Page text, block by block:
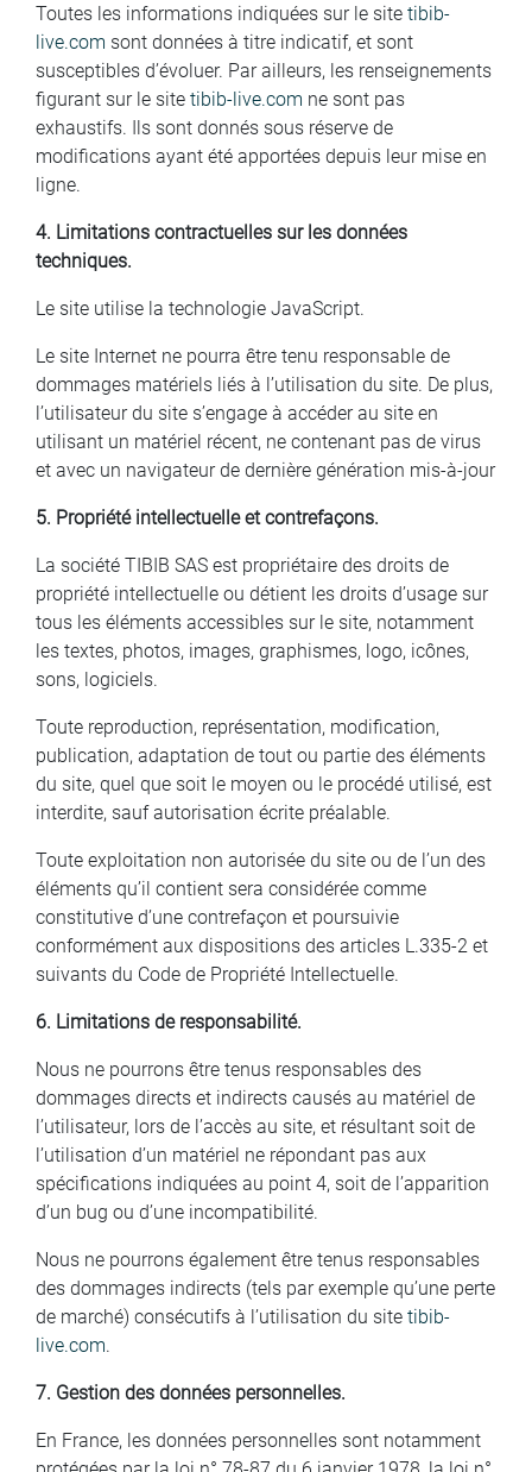
Toutes les informations indiquées sur le site tibib-
live.com sont données à titre indicatif, et sont
susceptibles d’évoluer. Par ailleurs, les renseignements
figurant sur le site tibib-live.com ne sont pas
exhaustifs. Ils sont donnés sous réserve de
modifications ayant été apportées depuis leur mise en
ligne.
4. Limitations contractuelles sur les données
techniques.
Le site utilise la technologie JavaScript.
Le site Internet ne pourra être tenu responsable de
dommages matériels liés à l’utilisation du site. De plus,
l’utilisateur du site s’engage à accéder au site en
utilisant un matériel récent, ne contenant pas de virus
et avec un navigateur de dernière génération mis-à-jour
5. Propriété intellectuelle et contrefaçons.
La société TIBIB SAS est propriétaire des droits de
propriété intellectuelle ou détient les droits d’usage sur
tous les éléments accessibles sur le site, notamment
les textes, photos, images, graphismes, logo, icônes,
sons, logiciels.
Toute reproduction, représentation, modification,
publication, adaptation de tout ou partie des éléments
du site, quel que soit le moyen ou le procédé utilisé, est
interdite, sauf autorisation écrite préalable.
Toute exploitation non autorisée du site ou de l’un des
éléments qu’il contient sera considérée comme
constitutive d’une contrefaçon et poursuivie
conformément aux dispositions des articles L.335-2 et
suivants du Code de Propriété Intellectuelle.
6. Limitations de responsabilité.
Nous ne pourrons être tenus responsables des
dommages directs et indirects causés au matériel de
l’utilisateur, lors de l’accès au site, et résultant soit de
l’utilisation d’un matériel ne répondant pas aux
spécifications indiquées au point 4, soit de l’apparition
d’un bug ou d’une incompatibilité.
Nous ne pourrons également être tenus responsables
des dommages indirects (tels par exemple qu’une perte
de marché) consécutifs à l’utilisation du site tibib-
live.com.
7. Gestion des données personnelles.
En France, les données personnelles sont notamment